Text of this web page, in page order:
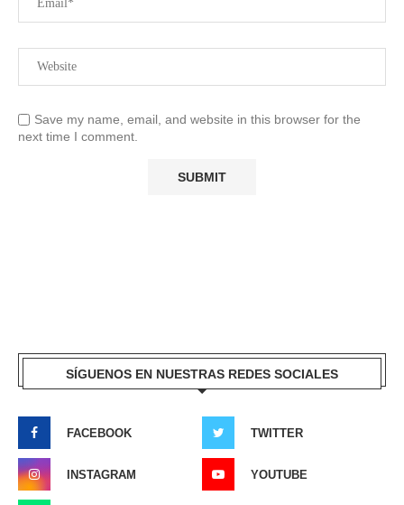
Save my name, email, and website in this browser for the
next time I comment.
SÍGUENOS EN NUESTRAS REDES SOCIALES
FACEBOOK TWITTER
INSTAGRAM YOUTUBE